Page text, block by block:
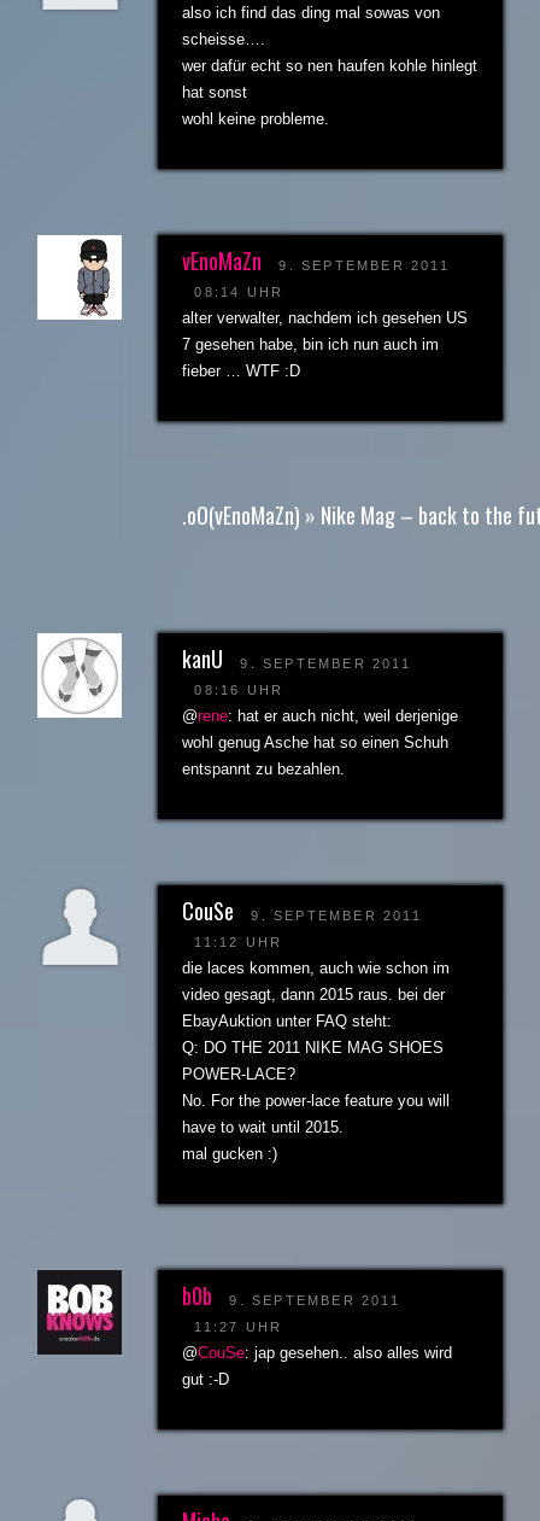
also ich find das ding mal sowas von
scheisse….
wer dafür echt so nen haufen kohle hinlegt
hat sonst
wohl keine probleme.
vEnoMaZn
9. SEPTEMBER 2011
08:14 UHR
alter verwalter, nachdem ich gesehen US
7 gesehen habe, bin ich nun auch im
fieber … WTF :D
.oO(vEnoMaZn) » Nike Mag – back to the
kanU
9. SEPTEMBER 2011
08:16 UHR
@rene: hat er auch nicht, weil derjenige
wohl genug Asche hat so einen Schuh
entspannt zu bezahlen.
CouSe
9. SEPTEMBER 2011
11:12 UHR
die laces kommen, auch wie schon im
video gesagt, dann 2015 raus. bei der
EbayAuktion unter FAQ steht:
Q: DO THE 2011 NIKE MAG SHOES
POWER-LACE?
No. For the power-lace feature you will
have to wait until 2015.
mal gucken :)
b0b
9. SEPTEMBER 2011
11:27 UHR
@CouSe: jap gesehen.. also alles wird
gut :-D